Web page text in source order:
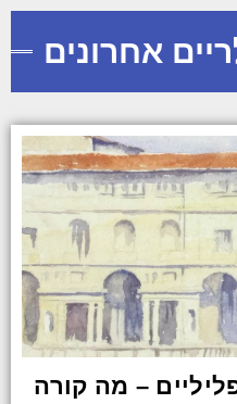
אחרונים
– מה קורה